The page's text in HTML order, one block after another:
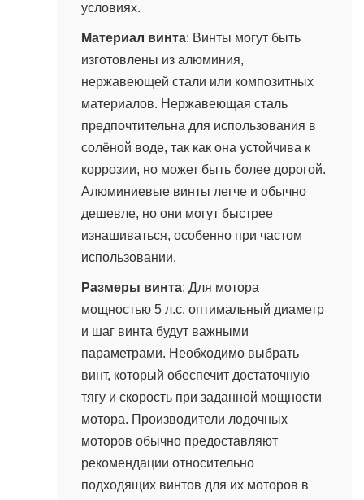
условиях.
Материал винта: Винты могут быть
изготовлены из алюминия,
нержавеющей стали или композитных
материалов. Нержавеющая сталь
предпочтительна для использования в
солёной воде, так как она устойчива к
коррозии, но может быть более дорогой.
Алюминиевые винты легче и обычно
дешевле, но они могут быстрее
изнашиваться, особенно при частом
использовании.
Размеры винта: Для мотора
мощностью 5 л.с. оптимальный диаметр
и шаг винта будут важными
параметрами. Необходимо выбрать
винт, который обеспечит достаточную
тягу и скорость при заданной мощности
мотора. Производители лодочных
моторов обычно предоставляют
рекомендации относительно
подходящих винтов для их моторов в